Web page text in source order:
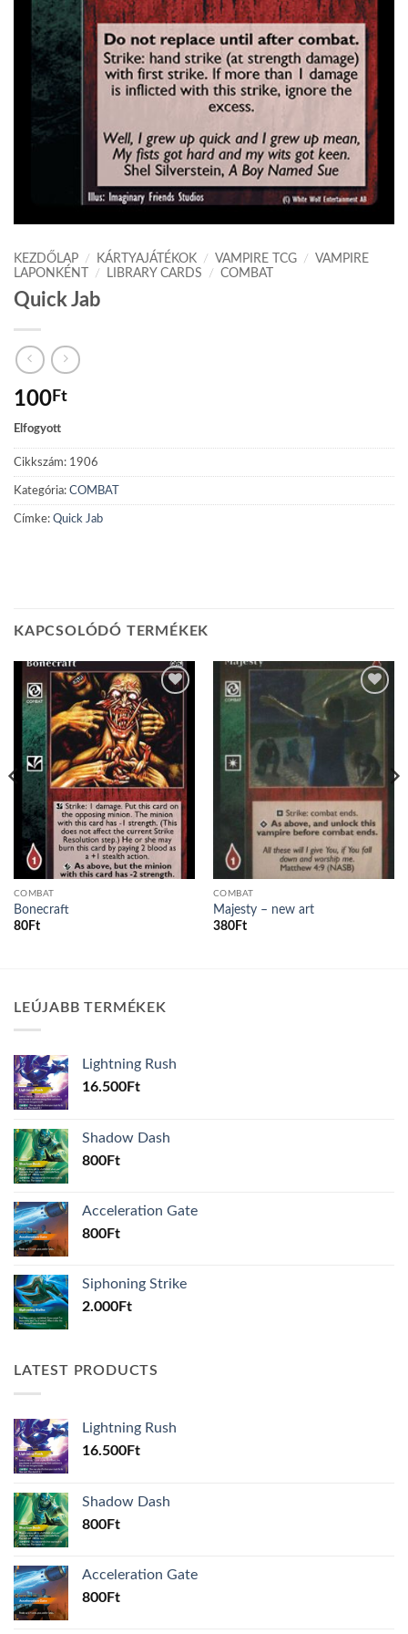
KEZDŐLAP / KÁRTYAJÁTÉKOK / VAMPIRE TCG /
VAMPIRE
LAPONKÉNT
/ LIBRARY CARDS / COMBAT
Quick Jab
100Ft
Elfogyott
Cikkszám: 1906
Kategória: COMBAT
Címke: Quick Jab
KAPCSOLÓDÓ TERMÉKEK
Add to
wishlist
COMBAT
Bonecraft
80Ft
wishlist
COMBAT
Majesty – new art
380Ft
LEÚJABB TERMÉKEK
Lightning Rush
16.500Ft
Shadow Dash
800Ft
Acceleration Gate
800Ft
Siphoning Strike
2.000Ft
LATEST PRODUCTS
Lightning Rush
16.500Ft
Shadow Dash
800Ft
Acceleration Gate
800Ft